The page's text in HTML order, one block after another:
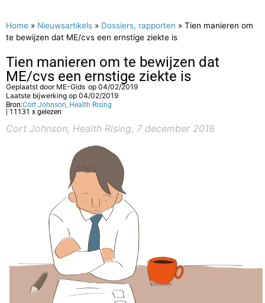
Home » Nieuwsartikels » Dossiers, rapporten » Tien manieren om
te bewijzen dat ME/cvs een ernstige ziekte is
Tien manieren om te bewijzen dat
ME/cvs een ernstige ziekte is
Geplaatst door ME-Gids op 04/02/2019
Laatste bijwerking op 04/02/2019
Bron:Cort Johnson, Health Rising
| 11131 x gelezen
Cort Johnson, Health Rising, 7 december 2018